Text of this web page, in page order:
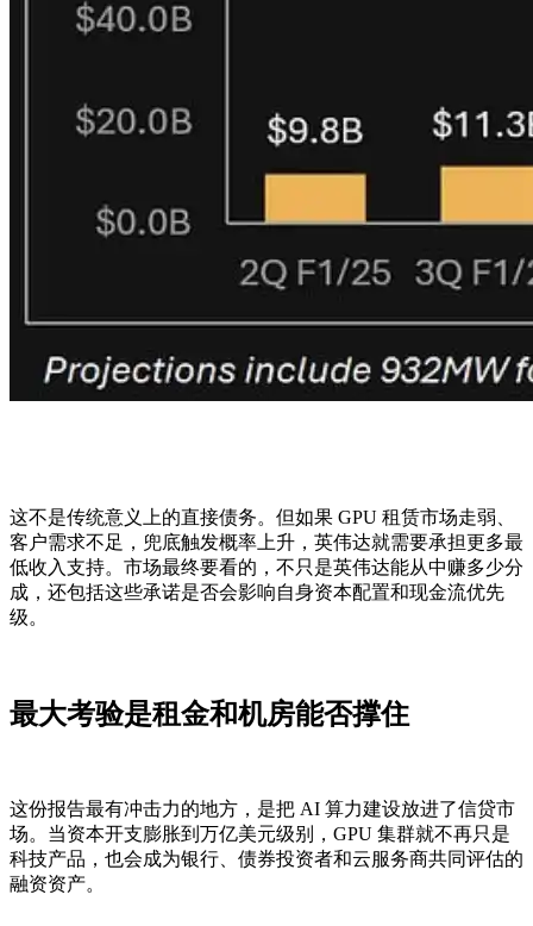
这不是传统意义上的直接债务。但如果 GPU 租赁市场走弱、
客户需求不足，兜底触发概率上升，英伟达就需要承担更多最
低收入支持。市场最终要看的，不只是英伟达能从中赚多少分
成，还包括这些承诺是否会影响自身资本配置和现金流优先
级。
最大考验是租金和机房能否撑住
这份报告最有冲击力的地方，是把 AI 算力建设放进了信贷市
场。当资本开支膨胀到万亿美元级别，GPU 集群就不再只是
科技产品，也会成为银行、债券投资者和云服务商共同评估的
融资资产。